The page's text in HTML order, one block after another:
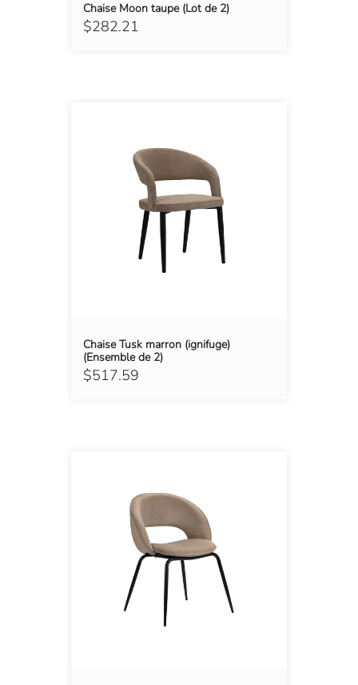
$282.21
Chaise Moon taupe (Lot de 2)
$517.59
Chaise Tusk marron (ignifuge)
(Ensemble de 2)